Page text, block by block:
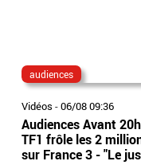
audiences
Vidéos -06/08 09:36
Audiences Avant
TF1 frôle les 2
sur France 3 - "Le